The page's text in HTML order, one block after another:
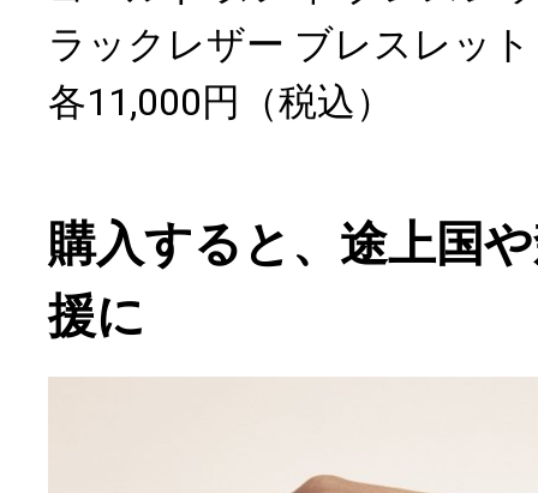
ラックレザー ブレスレット
各11,000円（税込）
購入すると、途上国
援に